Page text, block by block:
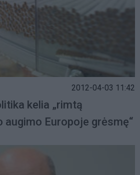
2012-04-03 11:42
kelia „rimtą
Europoje grėsmę“